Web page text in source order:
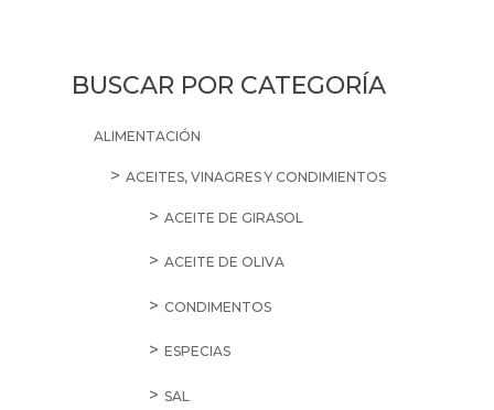
BUSCAR POR CATEGORÍA
ALIMENTACIÓN
ACEITES, VINAGRES Y CONDIMIENTOS
ACEITE DE GIRASOL
ACEITE DE OLIVA
CONDIMENTOS
ESPECIAS
SAL